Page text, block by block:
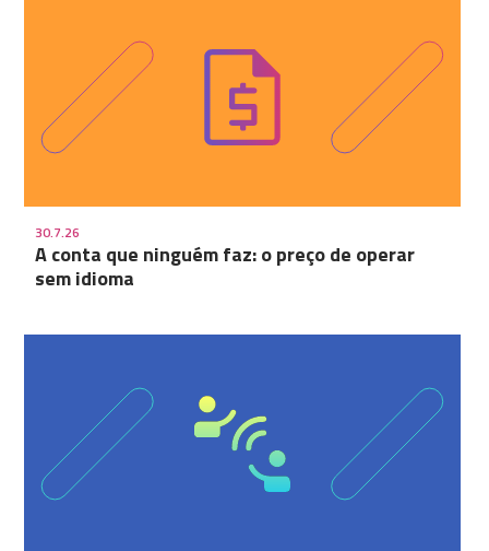
30.7.26
A conta que ninguém faz: o preço de operar
sem idioma